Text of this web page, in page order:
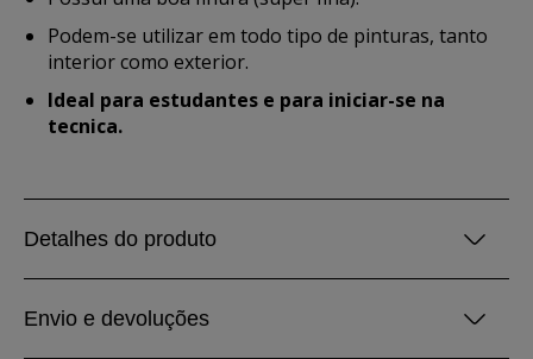
Podem-se utilizar em todo tipo de pinturas, tanto
interior como exterior.
Ideal para estudantes e para iniciar-se na
tecnica.
Detalhes do produto
Envio e devoluções